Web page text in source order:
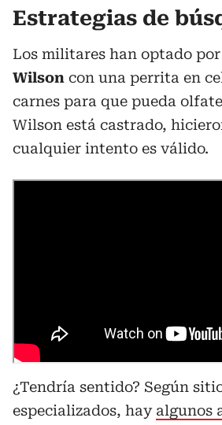
Estrategias de
Los militares han optado por
Wilson con una perrita en
carnes para que pueda
Wilson está castrado,
cualquier intento es válido.
¿Tendría sentido? Según
especializados, hay algunos